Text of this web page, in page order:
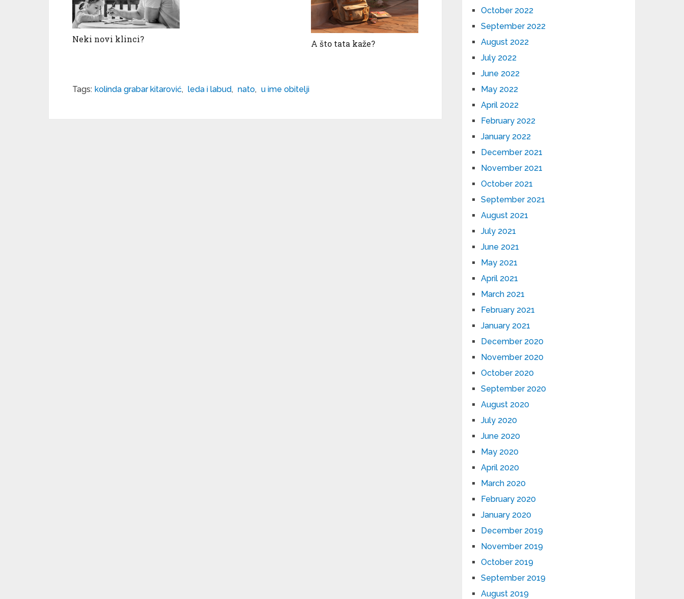
Neki novi klinci? A što tata kaže?
Tags: kolinda grabar kitarović, leda i labud, nato, u ime obitelji
October 2022
September 2022
August 2022
July 2022
June 2022
May 2022
April 2022
February 2022
January 2022
December 2021
November 2021
October 2021
September 2021
August 2021
July 2021
June 2021
May 2021
April 2021
March 2021
February 2021
January 2021
December 2020
November 2020
October 2020
September 2020
August 2020
July 2020
June 2020
May 2020
April 2020
March 2020
February 2020
January 2020
December 2019
November 2019
October 2019
September 2019
August 2019